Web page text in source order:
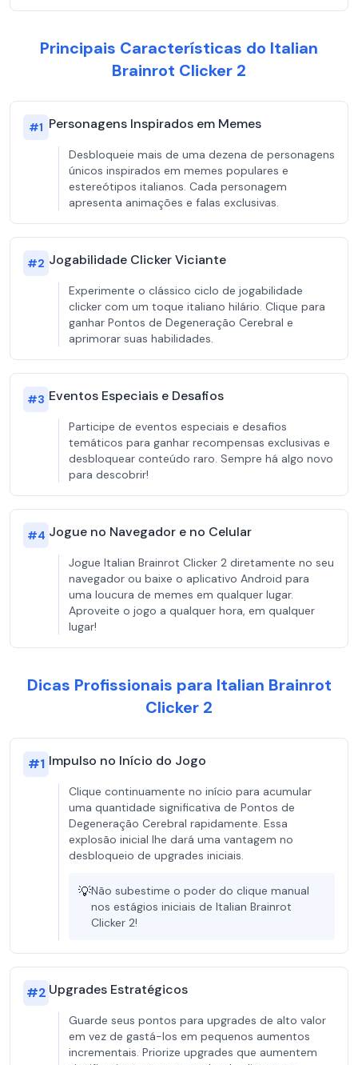
Principais Características do Italian
Brainrot Clicker 2
#1 Personagens Inspirados em Memes
Desbloqueie mais de uma dezena de personagens
únicos inspirados em memes populares e
estereótipos italianos. Cada personagem
apresenta animações e falas exclusivas.
#2 Jogabilidade Clicker Viciante
Experimente o clássico ciclo de jogabilidade
clicker com um toque italiano hilário. Clique para
ganhar Pontos de Degeneração Cerebral e
aprimorar suas habilidades.
#3 Eventos Especiais e Desafios
Participe de eventos especiais e desafios
temáticos para ganhar recompensas exclusivas e
desbloquear conteúdo raro. Sempre há algo novo
para descobrir!
#4 Jogue no Navegador e no Celular
Jogue Italian Brainrot Clicker 2 diretamente no seu
navegador ou baixe o aplicativo Android para
uma loucura de memes em qualquer lugar.
Aproveite o jogo a qualquer hora, em qualquer
lugar!
Dicas Profissionais para Italian Brainrot
Clicker 2
#1 Impulso no Início do Jogo
Clique continuamente no início para acumular
uma quantidade significativa de Pontos de
Degeneração Cerebral rapidamente. Essa
explosão inicial lhe dará uma vantagem no
desbloqueio de upgrades iniciais.
💡Não subestime o poder do clique manual
nos estágios iniciais de Italian Brainrot
Clicker 2!
#2 Upgrades Estratégicos
Guarde seus pontos para upgrades de alto valor
em vez de gastá-los em pequenos aumentos
incrementais. Priorize upgrades que aumentem